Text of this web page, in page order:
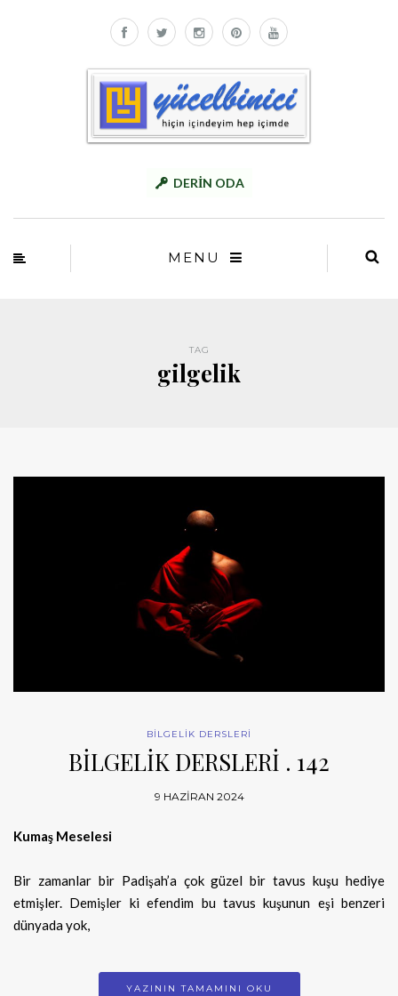
DERİN ODA
MENU
TAG
gilgelik
BİLGELİK DERSLERİ
BİLGELİK DERSLERİ . 142
9 HAZIRAN 2024
Kumaş Meselesi
Bir zamanlar bir Padişah’a çok güzel bir tavus kuşu hediye
etmişler. Demişler ki efendim bu tavus kuşunun eşi benzeri
dünyada yok,
YAZININ TAMAMINI OKU